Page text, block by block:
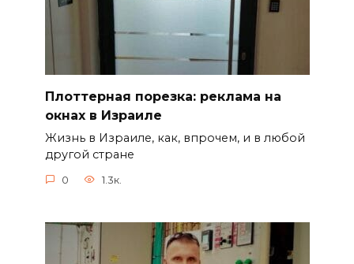
Плоттерная порезка: реклама на
окнах в Израиле
Жизнь в Израиле, как, впрочем, и в любой
другой стране
0 1.3к.